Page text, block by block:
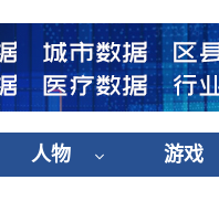
人物 游戏